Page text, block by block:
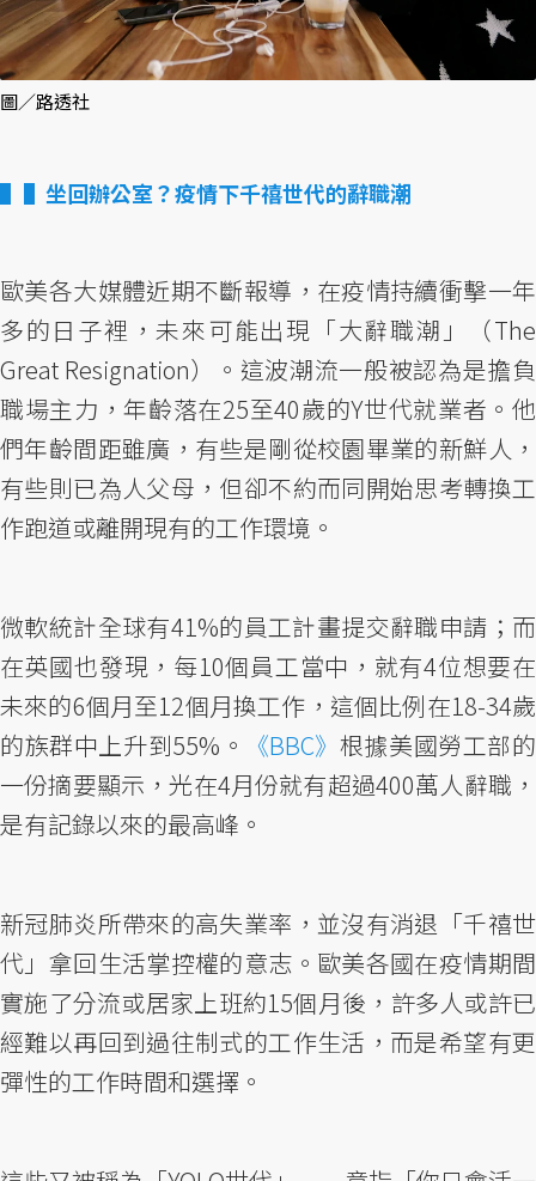
圖／路透社
▌坐回辦公室？疫情下千禧世代的辭職潮
歐美各大媒體近期不斷報導，在疫情持續衝擊一年
多的日子裡，未來可能出現「大辭職潮」（The
Great Resignation）。這波潮流一般被認為是擔負
職場主力，年齡落在25至40歲的Y世代就業者。他
們年齡間距雖廣，有些是剛從校園畢業的新鮮人，
有些則已為人父母，但卻不約而同開始思考轉換工
作跑道或離開現有的工作環境。
微軟統計全球有41%的員工計畫提交辭職申請；而
在英國也發現，每10個員工當中，就有4位想要在
未來的6個月至12個月換工作，這個比例在18-34歲
的族群中上升到55%。 《BBC》 根據美國勞工部的
一份摘要顯示，光在4月份就有超過400萬人辭職，
是有記錄以來的最高峰。
新冠肺炎所帶來的高失業率，並沒有消退「千禧世
代」拿回生活掌控權的意志。歐美各國在疫情期間
實施了分流或居家上班約15個月後，許多人或許已
經難以再回到過往制式的工作生活，而是希望有更
彈性的工作時間和選擇。